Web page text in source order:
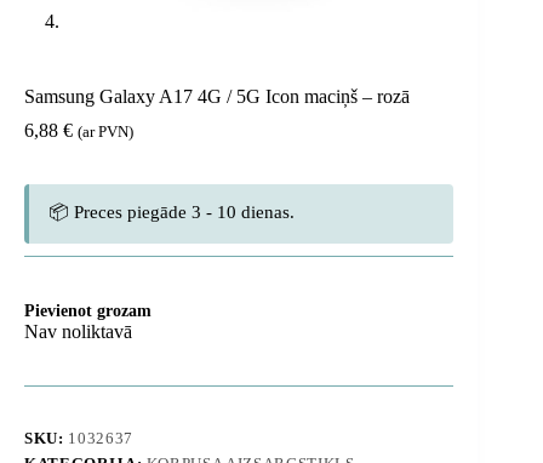
Samsung Galaxy A17 4G / 5G Icon maciņš – rozā
6,88 € (ar PVN)
📦 Preces piegāde 3 - 10 dienas.
Pievienot grozam
Nav noliktavā
SKU: 1032637